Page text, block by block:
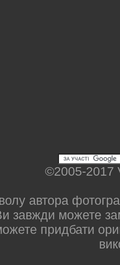
©2005-2017
автора
завжди можете
придбати